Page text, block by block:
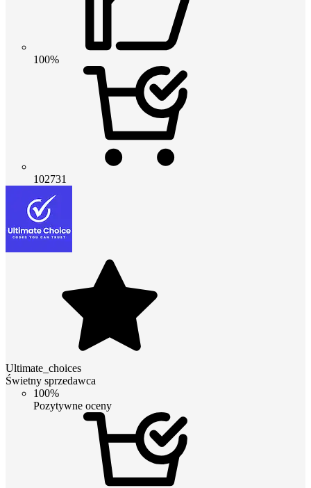
100%
102731
Ultimate_choices
Świetny sprzedawca
100%
Pozytywne oceny